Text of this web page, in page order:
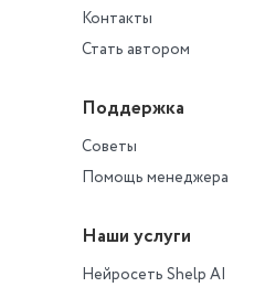
Контакты
Стать автором
Поддержка
Советы
Помощь менеджера
Наши услуги
Нейросеть Shelp AI